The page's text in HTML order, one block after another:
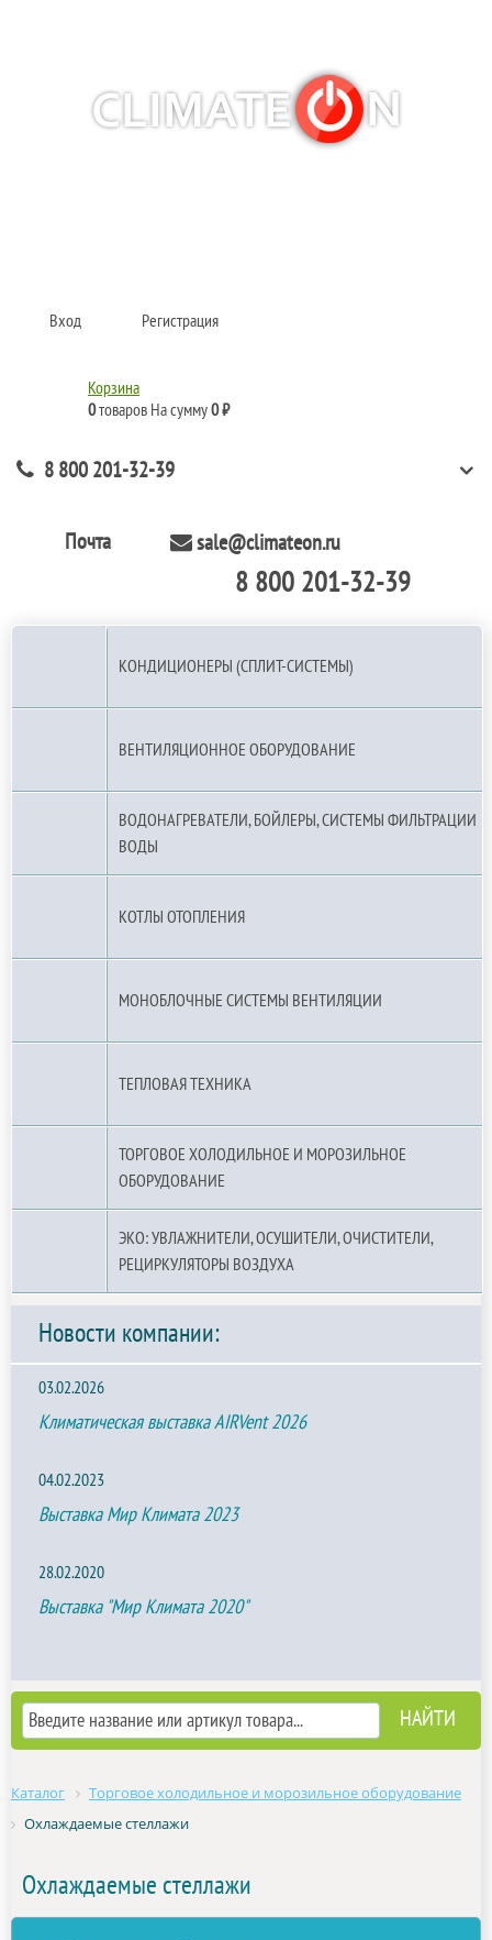
Вход Регистрация
Корзина
0товаров На сумму0 ₽
8 800 201-32-39
Почта sale@climateon.ru
8 800 201-32-39
КОНДИЦИОНЕРЫ (СПЛИТ-СИСТЕМЫ)
ВЕНТИЛЯЦИОННОЕ ОБОРУДОВАНИЕ
ВОДОНАГРЕВАТЕЛИ, БОЙЛЕРЫ, СИСТЕМЫ ФИЛЬТРАЦИИ
ВОДЫ
КОТЛЫ ОТОПЛЕНИЯ
МОНОБЛОЧНЫЕ СИСТЕМЫ ВЕНТИЛЯЦИИ
ТЕПЛОВАЯ ТЕХНИКА
ТОРГОВОЕ ХОЛОДИЛЬНОЕ И МОРОЗИЛЬНОЕ
ОБОРУДОВАНИЕ
ЭКО: УВЛАЖНИТЕЛИ, ОСУШИТЕЛИ, ОЧИСТИТЕЛИ,
РЕЦИРКУЛЯТОРЫ ВОЗДУХА
Новости компании:
03.02.2026
Климатическая выставка AIRVent 2026
04.02.2023
Выставка Мир Климата 2023
28.02.2020
Выставка "Мир Климата 2020"
Каталог
Торговое холодильное и морозильное оборудование
Охлаждаемые стеллажи
Охлаждаемые стеллажи